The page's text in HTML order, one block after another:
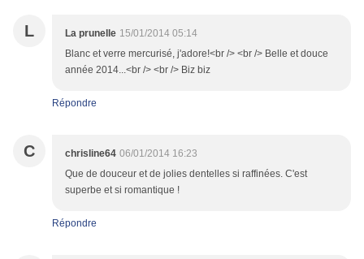
L La prunelle 15/01/2014 05:14
Blanc et verre mercurisé, j'adore!<br /> <br /> Belle et douce
année 2014...<br /> <br /> Biz biz
Répondre
C chrisline64 06/01/2014 16:23
Que de douceur et de jolies dentelles si raffinées. C'est
superbe et si romantique !
Répondre